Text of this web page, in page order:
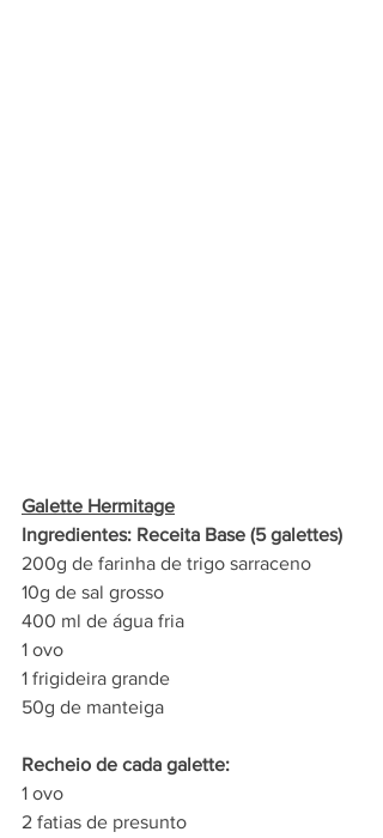
Galette Hermitage
Ingredientes: Receita Base (5 galettes)
200g de farinha de trigo sarraceno
10g de sal grosso
400 ml de água fria
1 ovo
1 frigideira grande
50g de manteiga
Recheio de cada galette:
1 ovo
2 fatias de presunto